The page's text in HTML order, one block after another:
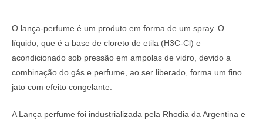
O lança-perfume é um produto em forma de um spray. O
líquido, que é a base de cloreto de etila (H3C-Cl) e
acondicionado sob pressão em ampolas de vidro, devido a
combinação do gás e perfume, ao ser liberado, forma um fino
jato com efeito congelante.
A Lança perfume foi industrializada pela Rhodia da Argentina e